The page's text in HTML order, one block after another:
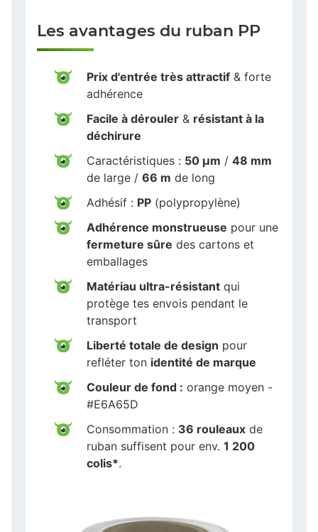
Les avantages du ruban PP
Prix d'entrée très attractif & forte
adhérence
Facile à dérouler & résistant à la
déchirure
Caractéristiques : 50 µm / 48 mm
de large / 66 m de long
Adhésif : PP (polypropylène)
Adhérence monstrueuse pour une
fermeture sûre des cartons et
emballages
Matériau ultra-résistant qui
protège tes envois pendant le
transport
Liberté totale de design pour
refléter ton identité de marque
Couleur de fond : orange moyen -
#E6A65D
Consommation : 36 rouleaux de
ruban suffisent pour env. 1 200
colis*.